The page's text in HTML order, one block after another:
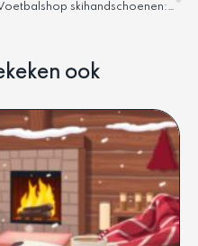
Voetbalshop skihandschoenen: Beste opties ontdekken
ook